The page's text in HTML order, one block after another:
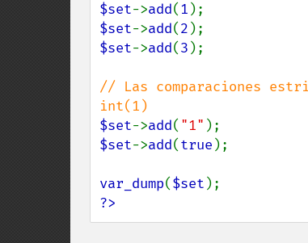
$set->add(1
$set->add(2
$set->add(3 );
// Las comparaciones
$set->add( "1"
$set->add(true );
var_dump($set
?>